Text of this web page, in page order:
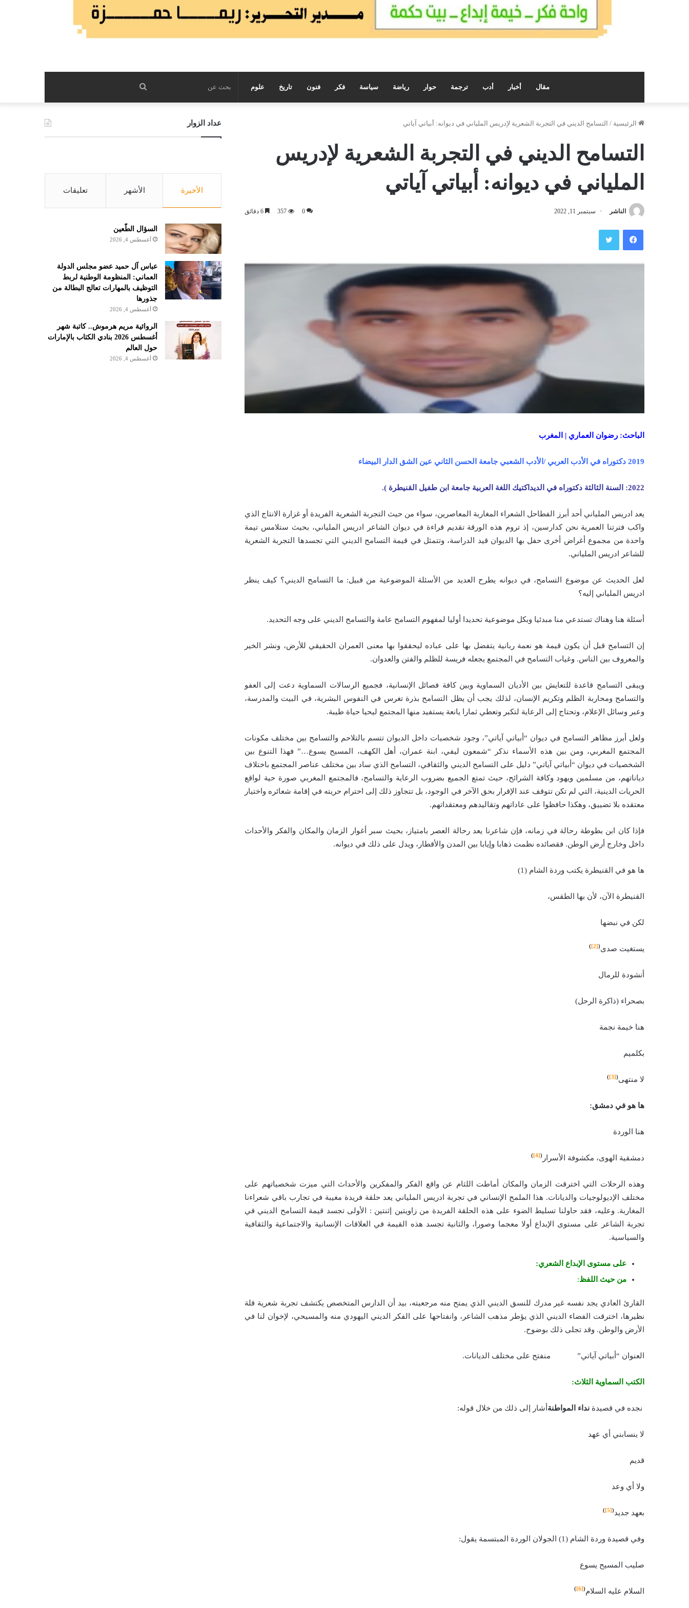
مقال أخبار أدب ترجمة حوار رياضة سياسة فكر فنون تاريخ علوم بحث
الرئيسية / التسامح الديني في التجربة الشعرية لإدريس الملياني في ديوانه: أبياتي آياتي
التسامح الديني في التجربة الشعرية لإدريس
الملياني في ديوانه: أبياتي آياتي
الناشر سبتمبر 11, 2022 0
357
فيسبوك تويتر
الباحث: رضوان العماري | المغرب
2019 دكتوراه في الأدب العربي /الأدب الشعبي جامعة الحسن الثاني عين الشق الدار البيضاء
2022: السنة الثالثة دكتوراه في الديداكتيك اللغة العربية جامعة ابن طفيل القنيطرة ).
يعد ادريس الملياني أحد أبرز الفطاحل الشعراء المغاربة المعاصرين، سواء من حيث التجربة الشعرية الفريدة أو غزارة الانتاج الذي
واكب فترتنا العمرية نحن كدارسين، إذ تروم هذه الورقة تقديم قراءة في ديوان الشاعر ادريس الملياني، بحيث ستلامس تيمة
واحدة من مجموع أغراض أخرى حفل بها الديوان قيد الدراسة، وتتمثل في قيمة التسامح الديني التي تجسدها التجربة الشعرية
للشاعر ادريس الملياني.
لعل الحديث عن موضوع التسامح، في ديوانه يطرح العديد من الأسئلة الموضوعية من قبيل: ما التسامح الديني؟ كيف ينظر
ادريس الملياني إليه؟
أسئلة هنا وهناك تستدعي منا مبدئيا وبكل موضوعية تحديدا أوليا لمفهوم التسامح عامة والتسامح الديني على وجه التحديد.
إن التسامح قبل أن يكون قيمة هو نعمة ربانية يتفضل بها على عباده ليحققوا بها معنى العمران الحقيقي للأرض، ونشر الخير
والمعروف بين الناس. وغياب التسامح في المجتمع يجعله فريسة للظلم والفتن والعدوان.
ويبقى التسامح قاعدة للتعايش بين الأديان السماوية وبين كافة فصائل الإنسانية، فجميع الرسالات السماوية دعت إلى العفو
والتسامح ومحاربة الظلم وتكريم الإنسان، لذلك يجب أن يظل التسامح بذرة تغرس في النفوس البشرية، في البيت والمدرسة،
وعبر وسائل الإعلام، وتحتاج إلى الرعاية لتكبر وتعطي ثمارا يانعة يستفيد منها المجتمع ليحيا حياة طيبة.
ولعل أبرز مظاهر التسامح في ديوان “أبياتي آياتي”، وجود شخصيات داخل الديوان تتسم بالتلاحم والتسامح بين مختلف مكونات
المجتمع المغربي، ومن بين هذه الأسماء نذكر “شمعون ليفي، ابنة عمران، أهل الكهف، المسيح يسوع…” فهذا التنوع بين
الشخصيات في ديوان “أبياتي آياتي” دليل على التسامح الديني والثقافي، التسامح الذي ساد بين مختلف عناصر المجتمع باختلاف
دياناتهم، من مسلمين ويهود وكافة الشرائح، حيث تمتع الجميع بضروب الرعاية والتسامح، فالمجتمع المغربي صورة حية لواقع
الحريات الدينية، التي لم تكن تتوقف عند الإقرار بحق الآخر في الوجود، بل تتجاوز ذلك إلى احترام حريته في إقامة شعائره واختيار
معتقده بلا تضييق، وهكذا حافظوا على عاداتهم وتقاليدهم ومعتقداتهم.
فإذا كان ابن بطوطة رحالة في زمانه، فإن شاعرنا يعد رحالة العصر بامتياز، بحيث سبر أغوار الزمان والمكان والفكر والأحداث
داخل وخارج أرض الوطن. فقصائده نظمت ذهابا وإيابا بين المدن والأقطار، ويدل على ذلك في ديوانه.
ها هو في القنيطرة يكتب وردة الشام (1)
القنيطرة الآن، لأن بها الطقس،
لكن في نبضها
يستغيت صدى(
[2]
)
أنشودة للرمال
بصحراء (ذاكرة الرحل)
هنا خيمة نجمة
بكلميم
لا منتهى(
[3]
)
ها هو في دمشق:
هنا الوردة
دمشقية الهوى، مكشوفة الأسرار (
[4]
)
وهذه الرحلات التي اخترقت الزمان والمكان أماطت اللثام عن واقع الفكر والمفكرين والأحداث التي ميزت شخصياتهم على
مختلف الإديولوجيات والديانات. هذا الملمح الإنساني في تجربة ادريس الملياني يعد حلقة فريدة مغيبة في تجارب باقي شعراءنا
المغاربة. وعليه، فقد حاولنا تسليط الضوء على هذه الحلقة الفريدة من زاويتين إثنتين : الأولى تجسد قيمة التسامح الديني في
تجربة الشاعر على مستوى الإبداع أولا معجما وصورا، والثانية تجسد هذه القيمة في العلاقات الإنسانية والاجتماعية والثقافية
والسياسية.
على مستوى الإبداع الشعري:
من حيث اللفظ:
القارئ العادي يجد نفسه غير مدرك للنسق الديني الذي يمتح منه مرجعيته، بيد أن الدارس المتخصص يكتشف تجربة شعرية قلة
نظيرها، اخترقت الفضاء الديني الذي يؤطر مذهب الشاعر، وانفتاحها على الفكر الديني اليهودي منه والمسيحي، لإخوان لنا في
الأرض والوطن. وقد تجلى ذلك بوضوح.
العنوان “أبياتي آياتي” منفتح على مختلف الديانات.
الكتب السماوية الثلاث:
نجده في قصيدة نداء المواطنة أشار إلى ذلك من خلال قوله:
لا ينسابني أي عهد
قديم
ولا أي وعد
بعهد جديد(
[5]
)
وفي قصيدة وردة الشام (1) الجولان الوردة المبتسمة يقول:
صليب المسيح يسوع
السلام عليه السلام(
[6]
)
عداد الزوار
الأخيرة الأشهر تعليقات
السؤال الطّعين
أغسطس 4, 2026
عباس آل حميد عضو مجلس الدولة
العماني: المنظومة الوطنية لربط
التوظيف بالمهارات تعالج البطالة من
جذورها
أغسطس 4, 2026
الروائية مريم هرموش.. كاتبة شهر
أغسطس 2026 بنادي الكتاب بالإمارات
حول العالم
أغسطس 4, 2026